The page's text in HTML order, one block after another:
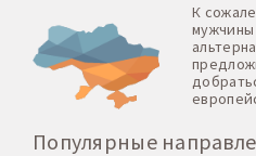
К
Популярные